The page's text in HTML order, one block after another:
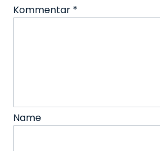
Kommentar *
Name